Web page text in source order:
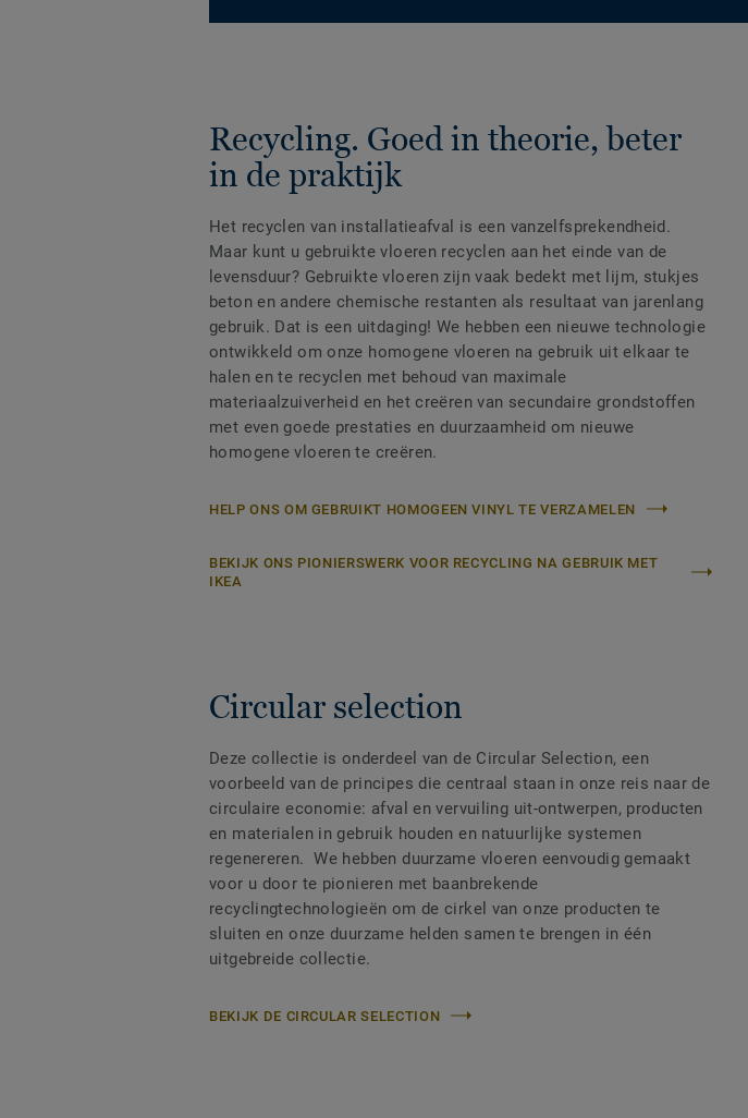
Recycling. Goed in theorie, beter
in de praktijk
Het recyclen van installatieafval is een vanzelfsprekendheid.
Maar kunt u gebruikte vloeren recyclen aan het einde van de
levensduur? Gebruikte vloeren zijn vaak bedekt met lijm, stukjes
beton en andere chemische restanten als resultaat van jarenlang
gebruik. Dat is een uitdaging! We hebben een nieuwe technologie
ontwikkeld om onze homogene vloeren na gebruik uit elkaar te
halen en te recyclen met behoud van maximale
materiaalzuiverheid en het creëren van secundaire grondstoffen
met even goede prestaties en duurzaamheid om nieuwe
homogene vloeren te creëren.
HELP ONS OM GEBRUIKT HOMOGEEN VINYL TE VERZAMELEN
BEKIJK ONS PIONIERSWERK VOOR RECYCLING NA GEBRUIK MET
IKEA
Circular selection
Deze collectie is onderdeel van de Circular Selection, een
voorbeeld van de principes die centraal staan in onze reis naar de
circulaire economie: afval en vervuiling uit-ontwerpen, producten
en materialen in gebruik houden en natuurlijke systemen
regenereren. We hebben duurzame vloeren eenvoudig gemaakt
voor u door te pionieren met baanbrekende
recyclingtechnologieën om de cirkel van onze producten te
sluiten en onze duurzame helden samen te brengen in één
uitgebreide collectie.
BEKIJK DE CIRCULAR SELECTION